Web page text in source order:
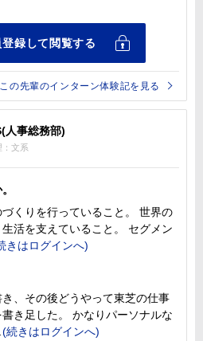
この先輩のインターン体験記を見る
人事総務部)
：文系
くりを行っていること。 世界の
活を支えていること。 セグメン
、その後どうやって東芝の仕事
き足した。 かなりパーソナルな